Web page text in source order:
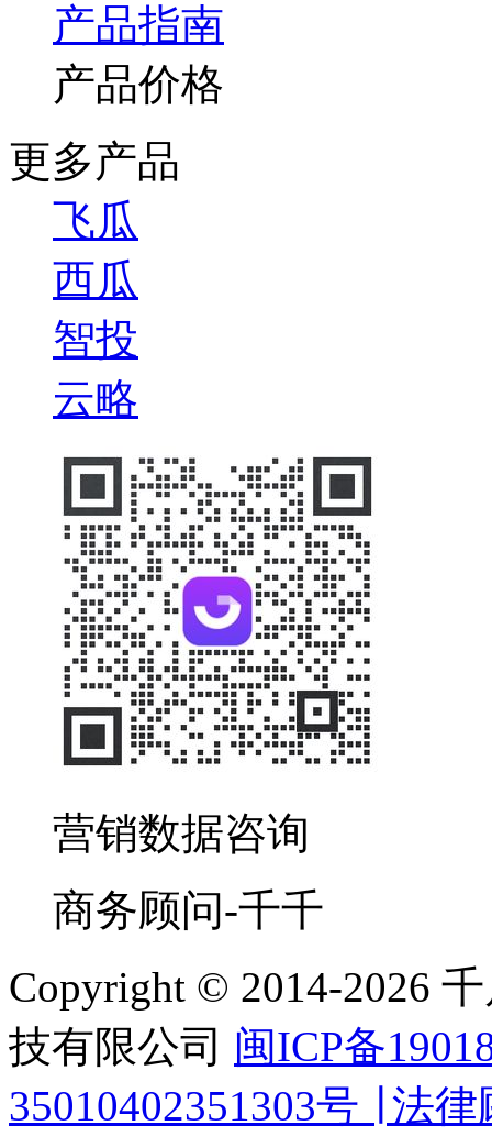
产品指南
产品价格
更多产品
飞瓜
西瓜
智投
云略
营销数据咨询
商务顾问-千千
Copyright © 2014-2026
技有限公司 闽ICP备
35010402351303号 ∣ 法